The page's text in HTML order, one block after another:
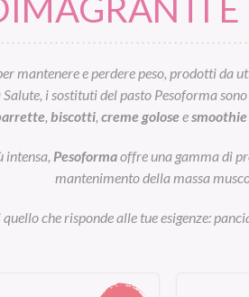
mantenere e perdere peso, prodotti
i sostituti del pasto Pesoforma
biscotti creme golose e smoothie
Pesoformaoffre una gamma di
mantenimento della massa
che risponde alle tue esigenze: